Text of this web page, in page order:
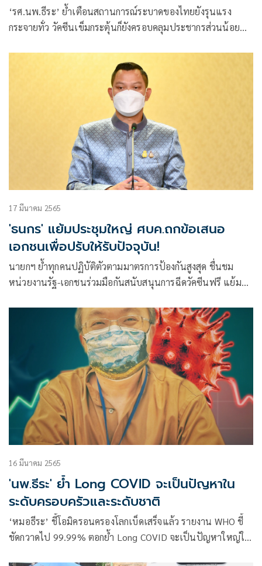
สังสรรค์
‘รศ.นพ.ธีระ’ ย้ำเตือนสถานการณ์ระบาดของไทยยังรุนแรง
กระจายทั่ว วัคซีนเข็มกระตุ้นก็ยังครอบคลุมประชากรส่วนน้อย
แชร์ของกินของใช้ร่วมกับผู้อื่นสงกรานต์นี้
17 มีนาคม 2565
'ธนกร' แย้มประชุมใหญ่ ศบค.ถกข้อเสนอ
เอกชนเพื่อปรับให้รับปัจจุบัน!
นายกฯ ย้ำทุกคนปฏิบัติตัวตามมาตรการป้องกันสูงสุด ชื่นชม
หน่วยงานรัฐ-เอกชนร่วมมือกันสนับสนุนการฉีดวัคซีนฟรี แย้ม
16 มีนาคม 2565
'นพ.ธีระ' ย้ำ Long COVID จะเป็นปัญหาใน
ระดับครอบครัวและระดับชาติ
‘หมอธีระ’ ชี้โอมิครอนครองโลกเบ็ดเสร็จแล้ว รายงาน WHO ชี้
ชัดกวาดไป 99.99% ตอกย้ำ Long COVID จะเป็นปัญหาใหญ่ใน